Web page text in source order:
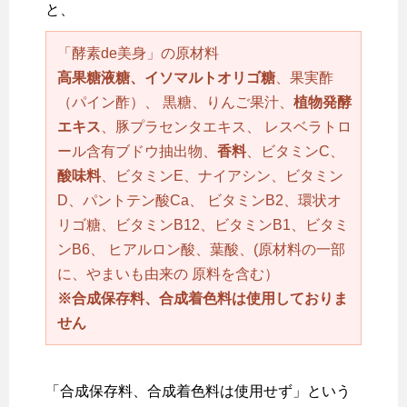
と、
「酵素de美身」の原材料
高果糖液糖、イソマルトオリゴ糖 、果実酢
（パイン酢）、 黒糖、りんご果汁、 植物発酵
エキス 、豚プラセンタエキス、 レスベラトロ
ール含有ブドウ抽出物、 香料、ビタミンC、
酸味料、ビタミンE、ナイアシン、ビタミン
D、パントテン酸Ca、 ビタミンB2、環状オ
リゴ糖、ビタミンB12、ビタミンB1、ビタミ
ンB6、 ヒアルロン酸、葉酸、(原材料の一部
に、やまいも由来の 原料を含む）
※合成保存料、合成着色料は使用しておりま
せん
「合成保存料、合成着色料は使用せず」という